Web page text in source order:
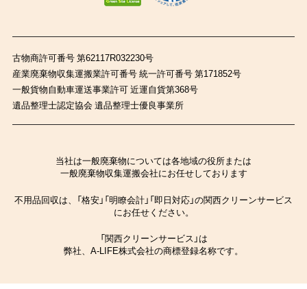
古物商許可番号 第62117R032230号
産業廃棄物収集運搬業許可番号 統一許可番号 第171852号
一般貨物自動車運送事業許可 近運自貨第368号
遺品整理士認定協会 遺品整理士優良事業所
当社は一般廃棄物については各地域の役所または
一般廃棄物収集運搬会社にお任せしております
不用品回収は、「格安」「明瞭会計」「即日対応」の関西クリーンサービス
にお任せください。
「関西クリーンサービス」は
弊社、A-LIFE株式会社の商標登録名称です。